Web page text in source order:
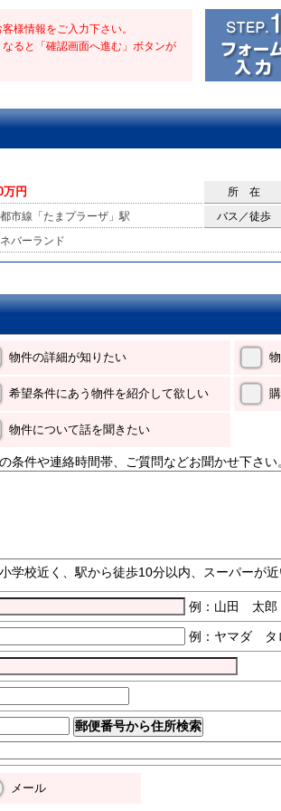
様情報をご入力下さい。
ると「確認画面へ進む」ボタンが
万円 所 在
市線「たまプラーザ」駅 バス／徒歩
バーランド
物件の詳細が知りたい
希望条件にあう物件を紹介して欲しい
物件について話を聞きたい
条件や連絡時間帯、ご質問などお聞かせ下さ
学校近く、駅から徒歩10分以内、スーパーが
例：山田 太郎
例：ヤマダ タ
メール